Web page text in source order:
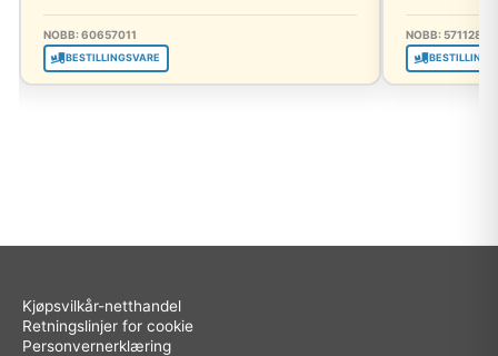
NOBB: 60657011
BESTILLINGSVARE
NOBB: 57112894
Kjøpsvilkår-netthandel
Retningslinjer for cookie
Personvernerklæring